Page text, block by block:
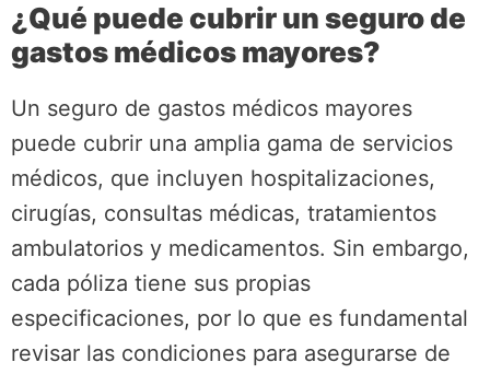
¿Qué puede cubrir un seguro de
gastos médicos mayores?
Un seguro de gastos médicos mayores
puede cubrir una amplia gama de servicios
médicos, que incluyen hospitalizaciones,
cirugías, consultas médicas, tratamientos
ambulatorios y medicamentos. Sin embargo,
cada póliza tiene sus propias
especificaciones, por lo que es fundamental
revisar las condiciones para asegurarse de